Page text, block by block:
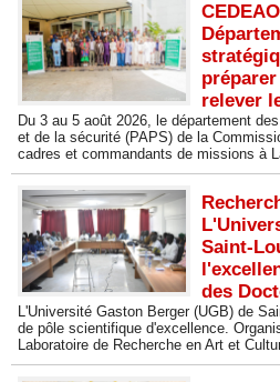
relever
Du 3 au 5 août 2026, le département
et de la sécurité (PAPS) de la
cadres et commandants de missions à
Saint-
des
L'Université Gaston Berger (UGB) de
de pôle scientifique d'excellence.
Laboratoire de Recherche en Art et